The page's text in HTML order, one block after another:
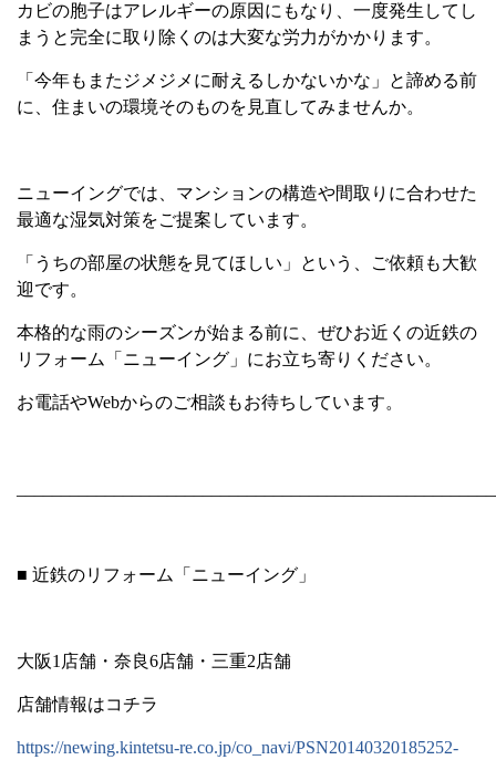
カビの胞子はアレルギーの原因にもなり、一度発生してし
まうと完全に取り除くのは大変な労力がかかります。
「今年もまたジメジメに耐えるしかないかな」と諦める前
に、住まいの環境そのものを見直してみませんか。
ニューイングでは、マンションの構造や間取りに合わせた
最適な湿気対策をご提案しています。
「うちの部屋の状態を見てほしい」という、ご依頼も大歓
迎です。
本格的な雨のシーズンが始まる前に、ぜひお近くの近鉄の
リフォーム「ニューイング」にお立ち寄りください。
お電話やWebからのご相談もお待ちしています。
■ 近鉄のリフォーム「ニューイング」
大阪1 店舗・奈良6店舗・三重2店舗
店舗情報はコチラ
https://newing.kintetsu-re.co.jp/co_navi/PSN20140320185252-